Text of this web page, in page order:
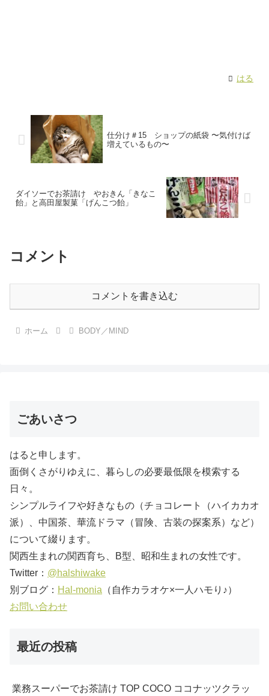
はる
仕分け＃15 ショップの紙袋 〜気付けば
増えているもの〜
ダイソーでお茶請け やおきん「きなこ
飴」と高田屋製菓「げんこつ飴」
コメント
コメントを書き込む
ホーム BODY／MIND
ごあいさつ
はると申します。
面倒くさがりゆえに、暮らしの必要最低限を模索する
日々。
シンプルライフや好きなもの（チョコレート（ハイカカオ
派）、中国茶、華流ドラマ（冒険、古装の探案系）など）
について綴ります。
関西生まれの関西育ち、B型、昭和生まれの女性です。
Twitter： @halshiwake
別ブログ： Hal-monia （自作カラオケ×一人ハモり♪）
お問い合わせ
最近の投稿
業務スーパーでお茶請け TOP COCO ココナッツクラッ